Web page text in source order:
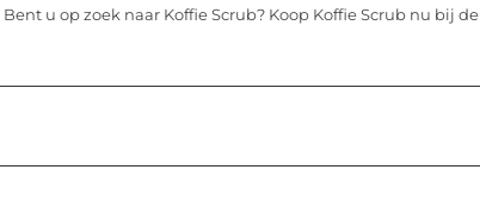
Bent u op zoek naar Koffie Scrub? Koop Koffie Scrub nu bij de